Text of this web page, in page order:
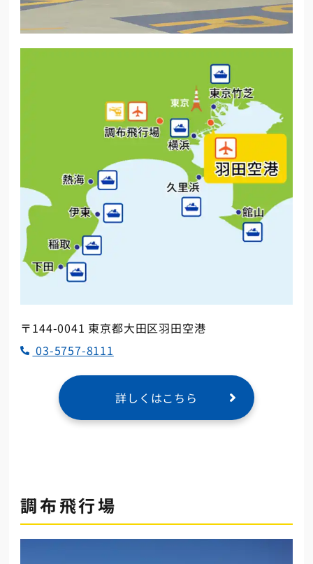
〒144-0041 東京都大田区羽田空港
03-5757-8111
詳しくはこちら
調布飛行場